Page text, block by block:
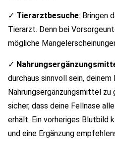
✓ Tierarztbesuche: Bringen
Tierarzt. Denn bei
mögliche
✓
durchaus sinnvoll sein, deinem
Nahrungsergänzungsmittel
sicher, dass deine Fellnase
erhält. Ein vorheriges Blutbild
und eine Ergänzung